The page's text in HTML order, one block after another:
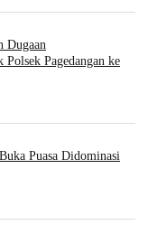
Dugaan
Pagedangan ke
Puasa Didominasi